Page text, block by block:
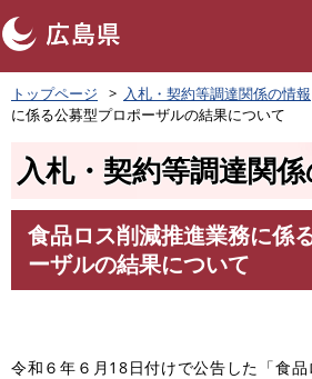
ペ
ー
ジ
トップページ 入札・契約等調達関係の情報
に係る公募型プロポーザルの結果について
入札・契約等調達関
食品ロス削減推進業務に係
ーザルの結果について
令和６年６月18日付けで公告した「食